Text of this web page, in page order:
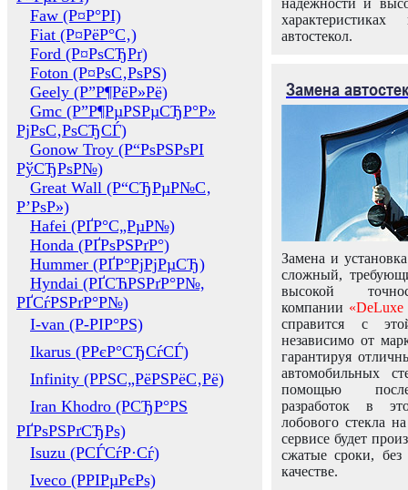
Faw (Р¤Р°РІ)
Fiat (Р¤РёР°С‚)
Ford (Р¤РѕСЂРґ)
Foton (Р¤РѕС‚РѕРЅ)
Geely (Р”Р¶РёР»Рё)
Gmc (Р”Р¶РµРЅРµСЂР°Р»
РјРѕС‚РѕСЂСЃ)
Gonow Troy (Р“РѕРЅРѕРІ
РўСЂРѕР№)
Great Wall (Р“СЂРµР№С‚
Р’РѕР»)
Hafei (РҐР°С„РµР№)
Honda (РҐРѕРЅРґР°)
Hummer (РҐР°РјРјРµСЂ)
Hyndai (РҐСЋРЅРґР°Р№,
РҐСѓРЅРґР°Р№)
I-van (Р-РІР°РЅ)
Ikarus (РРєР°СЂСѓСЃ)
Infinity (РРЅС„РёРЅРёС‚Рё)
Iran Khodro (РСЂР°РЅ
РҐРѕРЅРґСЂРѕ)
Isuzu (РСЃСѓР·Сѓ)
Iveco (РРІРµРєРѕ)
надежности и
автостекол.
Замена
Замена и
сложный,
высокой
компании «DeLuxe
справится с
независимо от
гарантируя
автомобильных
помощью
разработок в
лобового стекла
сервисе будет
сжатые сроки,
качестве.